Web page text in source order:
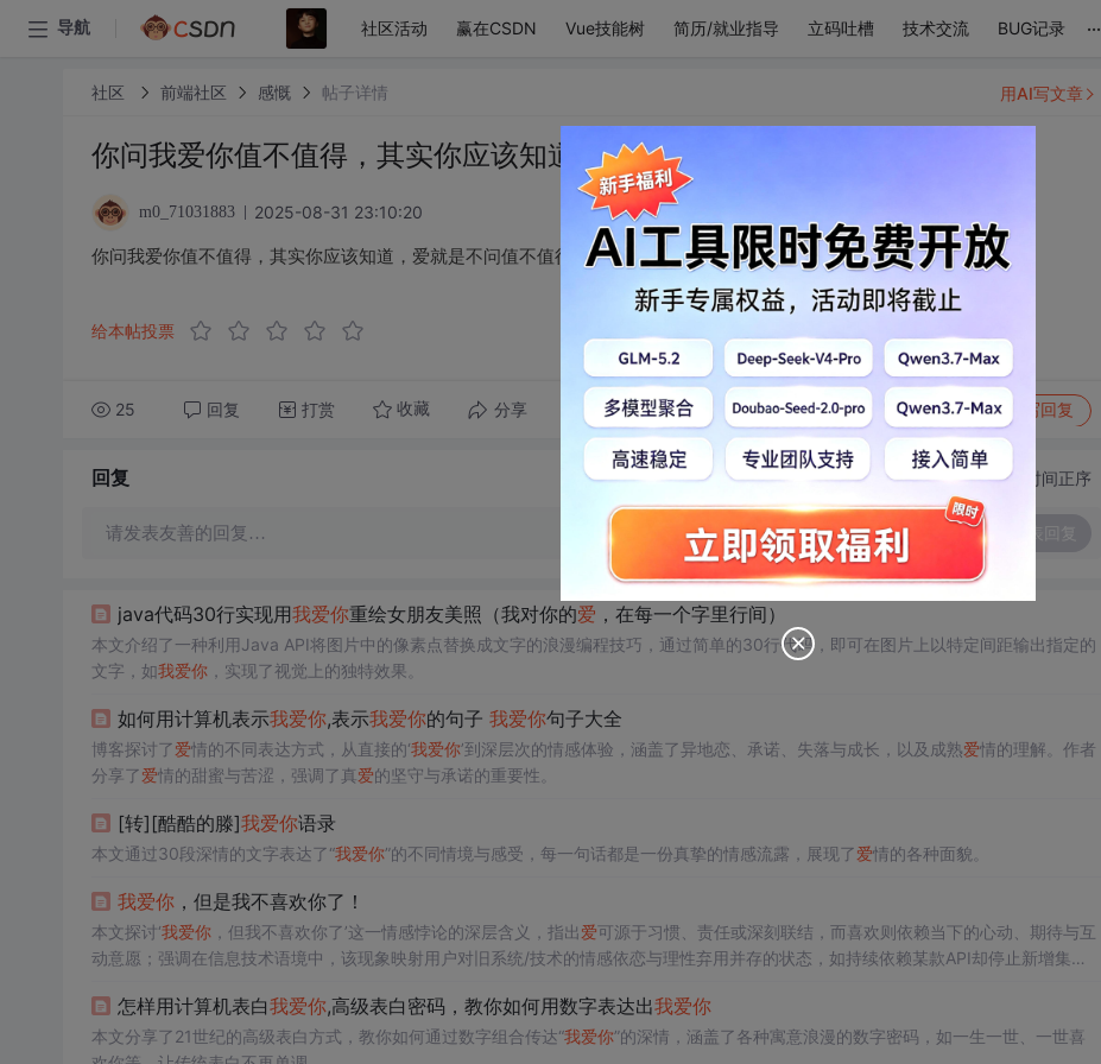
导航 社区活动 赢在CSDN Vue技能树 简历/就业指导 立码吐槽 技术交流 BUG记录 ...
社区 前端社区 感慨 帖子详情
你问我爱你值不值得，其实你应该知道，爱就是不问值不值得。
m0_71031883 2025-08-31 23:10:20
你问我爱你值不值得，其实你应该知道，爱就是不问值不值得。
给本帖投票
25 回复 打赏 收藏 分享 转发到动态 举报 写回复
用AI写文章
回复 切换为时间正序
请发表友善的回复…
java代码30行实现用我爱你重绘女朋友美照（我对你的爱 ，在每一个字里行间）
本文介绍了一种利用Java API将图片中的像素点替换成文字的浪漫编程技巧，通过简单的30行代码，即可在图片上以特定间距输出指定的
文字，如我爱你，实现了视觉上的独特效果。
如何用计算机表示我爱你,表示我爱你的句子 我爱你句子大全
博客探讨了爱情的不同表达方式，从直接的‘我爱你’到深层次的情感体验，涵盖了异地恋、承诺、失落与成长，以及成熟爱情的理解。作者
分享了爱情的甜蜜与苦涩，强调了真爱的坚守与承诺的重要性。
[转][酷酷的滕]我爱你语录
本文通过30段深情的文字表达了“我爱你”的不同情境与感受，每一句话都是一份真挚的情感流露，展现了爱情的各种面貌。
我爱你，但是我不喜欢你了！
本文探讨‘我爱你，但我不喜欢你了’这一情感悖论的深层含义，指出爱可源于习惯、责任或深刻联结，而喜欢则依赖当下的心动、期待与互
动意愿；强调在信息技术语境中，该现象映射用户对旧系统/技术的情感依恋与理性弃用并存的状态，如持续依赖某款API却停止新增集
怎样用计算机表白我爱你,高级表白密码，教你如何用数字表达出我爱你
本文分享了21世纪的高级表白方式，教你如何通过数字组合传达“我爱你”的深情，涵盖了各种寓意浪漫的数字密码，如一生一世、一世喜